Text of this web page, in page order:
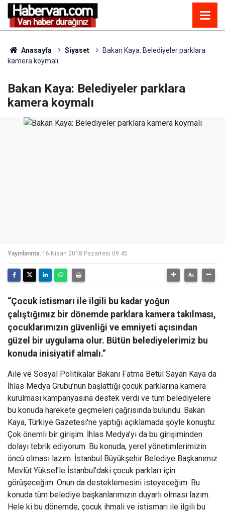
Anasayfa Siyaset
Bakan Kaya: Belediyeler parklara
kamera koymalı
Bakan Kaya: Belediyeler parklara
kamera koymalı
Yayınlanma: 16 Nisan 2018 Pazartesi 09:45
“Çocuk istismarı ile ilgili bu kadar yoğun
çalıştığımız bir dönemde parklara kamera takılması,
çocuklarımızın güvenliği ve emniyeti açısından
güzel bir uygulama olur. Bütün belediyelerimiz bu
konuda inisiyatif almalı.”
Aile ve Sosyal Politikalar Bakanı Fatma Betül Sayan Kaya da
İhlas Medya Grubu’nun başlattığı çocuk parklarına kamera
kurulması kampanyasına destek verdi ve tüm belediyelere
bu konuda harekete geçmeleri çağrısında bulundu. Bakan
Kaya, Türkiye Gazetesi'ne yaptığı açıklamada şöyle konuştu:
Çok önemli bir girişim. İhlas Medya’yı da bu girişiminden
dolayı tebrik ediyorum. Bu konuda, yerel yönetimlerimizin
öncü olması lazım. İstanbul Büyükşehir Belediye Başkanımız
Mevlüt Yüksel’le İstanbul’daki çocuk parkları için
görüşeceğim. Onun da desteklemesini isteyeceğim. Bu
konuda tüm belediye başkanlarımızın duyarlı olması lazım.
Hele ki bu dönemde, çocuk ihmali ve istismarı ile ilgili bu